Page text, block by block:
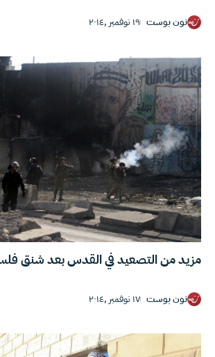
نون بوست ١٩ نوفمبر ,٢٠١٤
مزيد من التصعيد في القدس بعد شنق
نون بوست ١٧ نوفمبر ,٢٠١٤